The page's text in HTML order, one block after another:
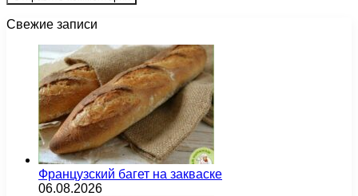
Свежие записи
Французский багет на закваске
06.08.2026